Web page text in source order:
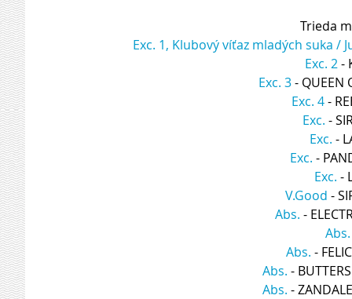
Trieda
Exc. 1, Klubový víťaz mladých suka /
Exc. 2 -
Exc. 3 - QUEEN
Exc. 4 -
Exc. -
Exc. -
Exc. -
Exc. -
V.Good -
Abs. -
Abs.
Abs. -
Abs. -
Abs. -